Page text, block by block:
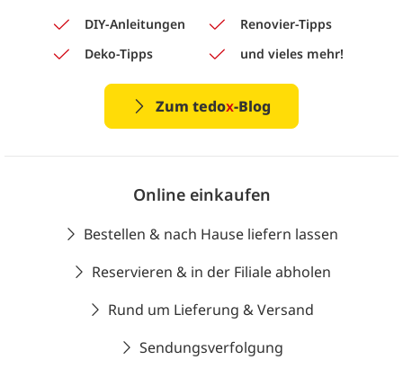
DIY-Anleitungen
Renovier-Tipps
Deko-Tipps
und vieles mehr!
Zum tedox-Blog
Online einkaufen
Bestellen & nach Hause liefern lassen
Reservieren & in der Filiale abholen
Rund um Lieferung & Versand
Sendungsverfolgung